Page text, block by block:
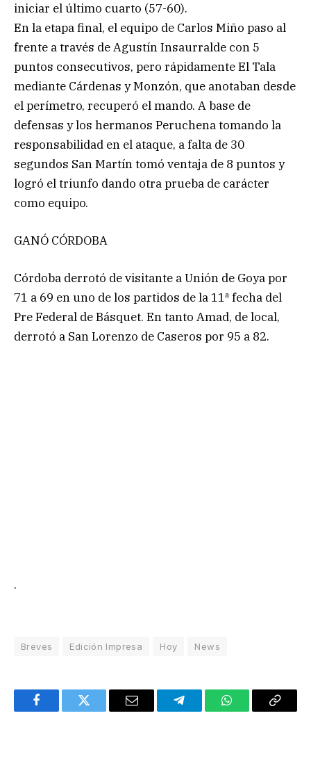
iniciar el último cuarto (57-60).
En la etapa final, el equipo de Carlos Miño paso al
frente a través de Agustín Insaurralde con 5
puntos consecutivos, pero rápidamente El Tala
mediante Cárdenas y Monzón, que anotaban desde
el perímetro, recuperó el mando. A base de
defensas y los hermanos Peruchena tomando la
responsabilidad en el ataque, a falta de 30
segundos San Martín tomó ventaja de 8 puntos y
logró el triunfo dando otra prueba de carácter
como equipo.
GANÓ CÓRDOBA
Córdoba derrotó de visitante a Unión de Goya por
71 a 69 en uno de los partidos de la 11ª fecha del
Pre Federal de Básquet. En tanto Amad, de local,
derrotó a San Lorenzo de Caseros por 95 a 82.
.
Breves Edición Impresa Hoy News
FacebookTwitter Email TelegramWhatsAppCopy